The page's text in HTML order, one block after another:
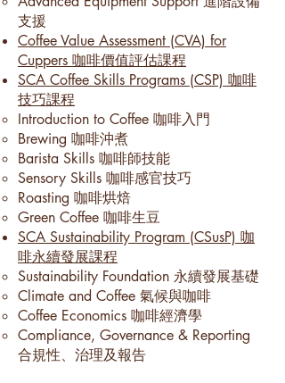
支援
Coffee Value Assessment (CVA) for
Cuppers 咖啡價值評估課程
SCA Coffee Skills Programs (CSP) 咖啡
技巧課程
Introduction to Coffee 咖啡入門
Brewing 咖啡沖煮
Barista Skills 咖啡師技能
Sensory Skills​ 咖啡感官技巧
Roasting 咖啡烘焙
Green Coffee 咖啡生豆
SCA Sustainability Program (CSusP) 咖
啡永續發展課程
Sustainability Foundation 永續發展基礎
Climate and Coffee 氣候與咖啡
Coffee Economics 咖啡經濟學
Compliance, Governance & Reporting
合規性、治理及報告